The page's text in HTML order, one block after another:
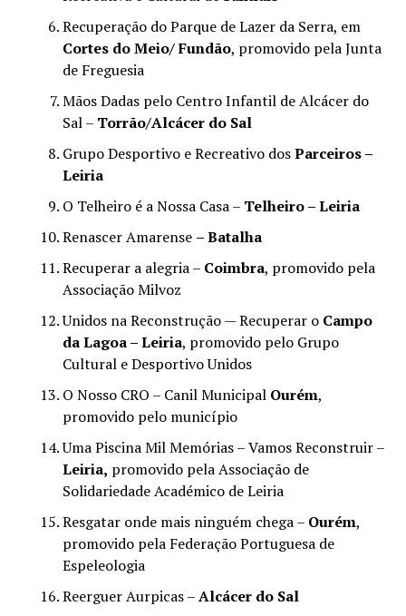
Recuperação do Parque de Lazer da Serra, em
Cortes do Meio/ Fundão, promovido pela Junta
de Freguesia
Mãos Dadas pelo Centro Infantil de Alcácer do
Sal – Torrão/Alcácer do Sal
Grupo Desportivo e Recreativo dosParceiros –
Leiria
O Telheiro é a Nossa Casa – Telheiro – Leiria
Renascer Amarense – Batalha
Recuperar a alegria – Coimbra, promovido pela
Associação Milvoz
Unidos na Reconstrução — Recuperar o Campo
da Lagoa – Leiria, promovido pelo Grupo
Cultural e Desportivo Unidos
O Nosso CRO – Canil Municipal Ourém,
promovido pelo município
Uma Piscina Mil Memórias – Vamos Reconstruir –
Leiria, promovido pela Associação de
Solidariedade Académico de Leiria
Resgatar onde mais ninguém chega – Ourém,
promovido pela Federação Portuguesa de
Espeleologia
Reerguer Aurpicas –Alcácer do Sal